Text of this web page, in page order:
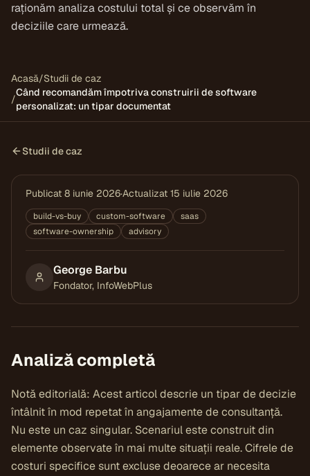
raționăm analiza costului total și ce observăm în
deciziile care urmează.
Acasă/Studii de caz
/
Când recomandăm împotriva construirii de software
personalizat: un tipar documentat
Studii de caz
Publicat 8 iunie 2026·Actualizat 15 iulie 2026
build-vs-buy custom-software
saas
software-ownership
advisory
George Barbu
Fondator, InfoWebPlus
Analiză completă
Notă editorială: Acest articol descrie un tipar de decizie
întâlnit în mod repetat în angajamente de consultanță.
Nu este un caz singular. Scenariul este construit din
elemente observate în mai multe situații reale. Cifrele de
costuri specifice sunt excluse deoarece ar necesita